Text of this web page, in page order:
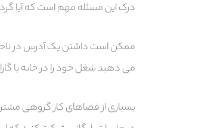
درک این مسئله مهم است که آیا
ممکن است داشتن یک آدرس در ناحیه
می دهید شغل خود را در خانه یا
بسیاری از فضاهای کار گروهی